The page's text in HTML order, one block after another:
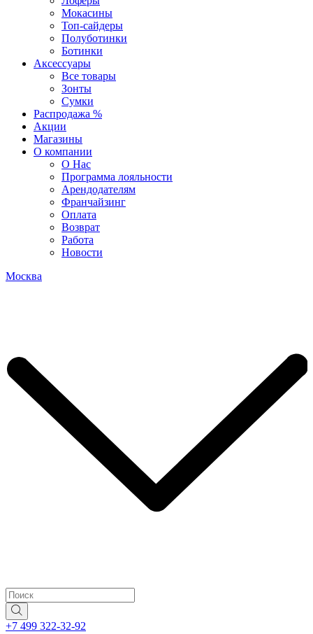
Мокасины
Топ-сайдеры
Полуботинки
Ботинки
Аксессуары
Все товары
Зонты
Сумки
Распродажа %
Акции
Магазины
О компании
О Нас
Программа лояльности
Арендодателям
Франчайзинг
Оплата
Возврат
Работа
Новости
Москва
+7 499 322-32-92